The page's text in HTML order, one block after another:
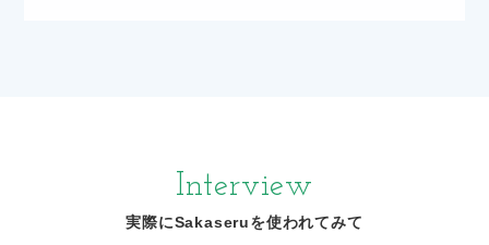
Interview
実際にSakaseruを使われてみて